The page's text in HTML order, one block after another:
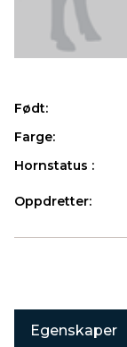
Født:
Farge:
Hornstatus :
Oppdretter:
Egenskaper